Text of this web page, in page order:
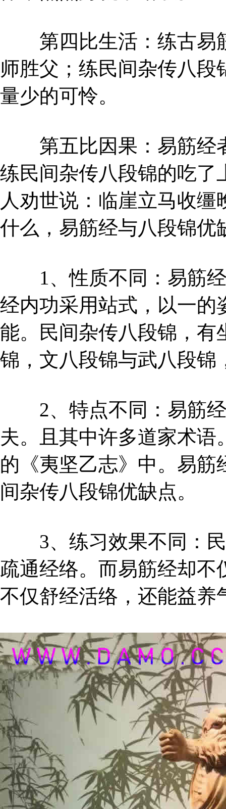
第四比生活：练古易
师胜父；练民间杂传八
量少的可怜。
第五比因果：易筋经
练民间杂传八段锦的吃了
人劝世说：临崖立马收
什么，易筋经与八段锦优
1、性质不同：易筋经
经内功采用站式，以一的
能。民间杂传八段锦，有
锦，文八段锦与武八段锦
2、特点不同：易筋经
夫。且其中许多道家术
的《夷坚乙志》中。易
间杂传八段锦优缺点。
3、练习效果不同：民
疏通经络。而易筋经却
不仅舒经活络，还能益养